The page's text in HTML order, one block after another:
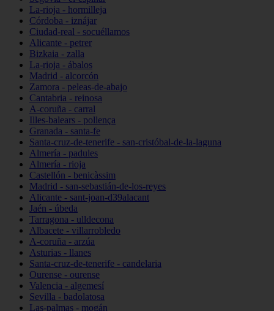
La-rioja - hormilleja
Córdoba - iznájar
Ciudad-real - socuéllamos
Alicante - petrer
Bizkaia - zalla
La-rioja - ábalos
Madrid - alcorcón
Zamora - peleas-de-abajo
Cantabria - reinosa
A-coruña - carral
Illes-balears - pollença
Granada - santa-fe
Santa-cruz-de-tenerife - san-cristóbal-de-la-laguna
Almería - padules
Almería - rioja
Castellón - benicàssim
Madrid - san-sebastián-de-los-reyes
Alicante - sant-joan-d39alacant
Jaén - úbeda
Tarragona - ulldecona
Albacete - villarrobledo
A-coruña - arzúa
Asturias - llanes
Santa-cruz-de-tenerife - candelaria
Ourense - ourense
Valencia - algemesí
Sevilla - badolatosa
Las-palmas - mogán